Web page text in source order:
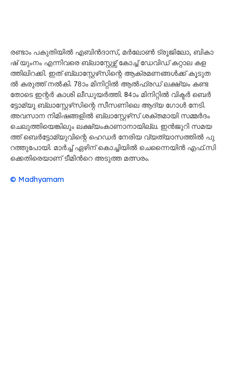
ര​ണ്ടാം പ​കു​തി​യി​ൽ എ​ബി​ൻ​ദാ​സ്, മ​ർ​ലോ​ൺ ട്രൂ​ജി​ലോ, ബി​കാ​
ഷ് യും​നം എ​ന്നി​വ​രെ ബ്ലാ​സ്റ്റേ​ഴ്സ് കോ​ച്ച് ഡേ​വി​ഡ് ക​റ്റാ​ല ക​ള​
ത്തി​ലി​റ​ക്കി. ഇ​ത് ബ്ലാ​സ്റ്റേ​ഴ്‌​സി​ന്റെ ആ​ക്ര​മ​ണ​ങ്ങ​ൾ​ക്ക് കൂ​ടു​ത​
ൽ ക​രു​ത്ത് ന​ൽ​കി. 78ാം മി​നി​റ്റി​ൽ ആ​ൽ​ഫ്ര​ഡ് ല​ക്ഷ്യം ക​ണ്ട​
തോ​ടെ ഇ​ന്റ​ർ കാ​ശി ലീ​ഡു​യ​ർ​ത്തി. 84ാം മി​നി​റ്റി​ൽ വി​ക്ട​ർ ബെ​ർ​
ട്ടോ​മ്യൂ ബ്ലാ​സ്റ്റേ​ഴ്‌​സി​ന്റെ സീ​സ​ണി​ലെ ആ​ദ്യ ഗോ​ൾ നേ​ടി.
അ​വ​സാ​ന നി​മി​ഷ​ങ്ങ​ളി​ൽ ബ്ലാ​സ്റ്റേ​ഴ്‌​സ് ശ​ക്ത​മാ​യി സ​മ്മ​ർ​ദം
ചെ​ലു​ത്തി​യെ​ങ്കി​ലും ല​ക്ഷ്യം​കാ​ണാ​നാ​യി​ല്ല. ഇ​ൻ​ജു​റി സ​മ​യ​
ത്ത് ബെ​ർ​ട്ടോ​മ്യു​വി​ന്റെ ഹെ​ഡ​ർ നേ​രി​യ വ്യ​ത്യാ​സ​ത്തി​ൽ പു​
റ​ത്തു​പോ​യി. മാ​ർ​ച്ച് ഏ​ഴി​ന് കൊ​ച്ചി​യി​ൽ ചെ​ന്നൈ​യി​ൻ എ​ഫ്‌.​സി​
ക്കെ​തി​രെ​യാ​ണ് ടീ​മി​ന്‍റെ അ​ടു​ത്ത മ​ത്സ​രം.
© Madhyamam